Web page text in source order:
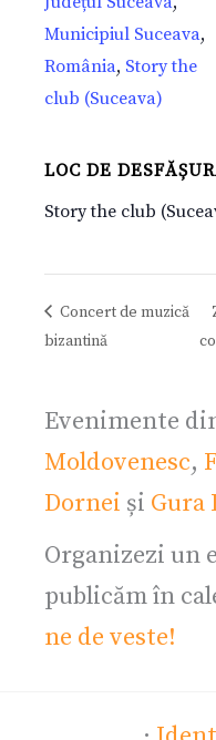
Municipiul Suceava,
România, Story the
club (Suceava)
LOC DE
Story the club
Concert de muzică
bizantină
Evenimente
Moldovenesc,
Dornei și Gura
Organizezi un
publicăm în
ne de veste!